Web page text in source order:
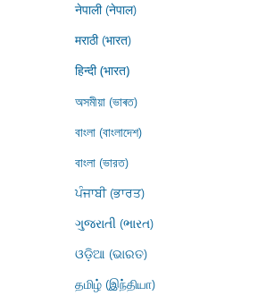
नेपाली (नेपाल)
मराठी (भारत)
हिन्दी (भारत)
অসমীয়া (ভাৰত)
বাংলা (বাংলাদেশ)
বাংলা (ভারত)
ਪੰਜਾਬੀ (ਭਾਰਤ)
ગુજરાતી (ભારત)
ଓଡ଼ିଆ (ଭାରତ)
தமிழ் (இந்தியா)